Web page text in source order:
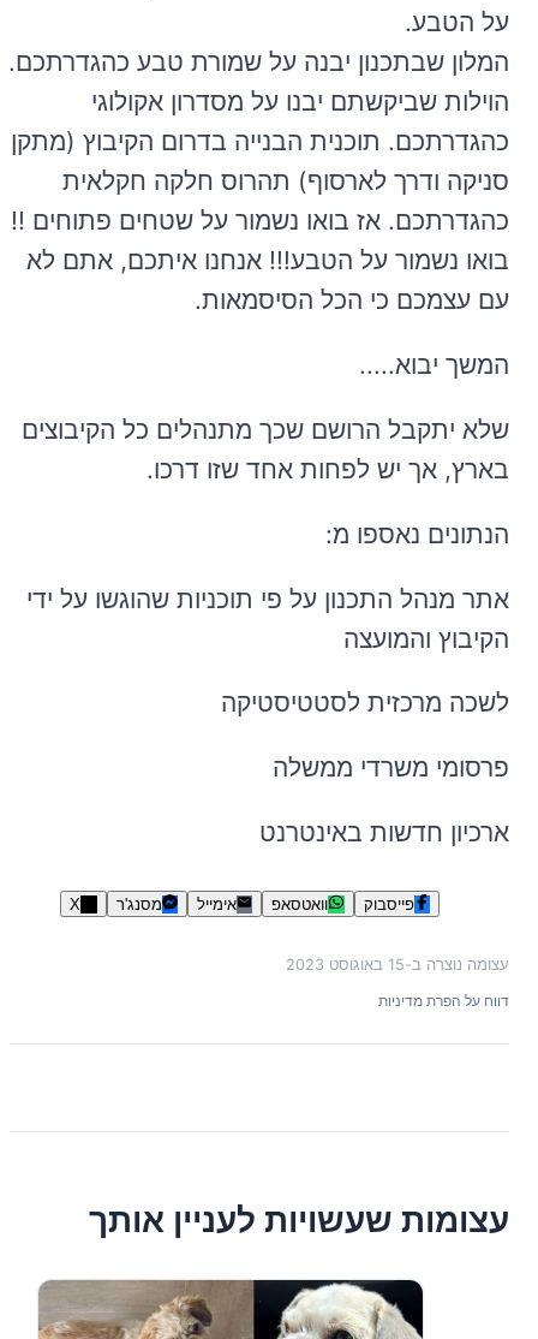
על הטבע.
המלון שבתכנון יבנה על שמורת טבע כהגדרתכם.
הוילות שביקשתם יבנו על מסדרון אקולוגי
כהגדרתכם. תוכנית הבנייה בדרום הקיבוץ (מתקן
סניקה ודרך לארסוף) תהרוס חלקה חקלאית
כהגדרתכם. אז בואו נשמור על שטחים פתוחים !!!
בואו נשמור על הטבע!!! אנחנו איתכם, אתם לא
עם עצמכם כי הכל הסיסמאות.
המשך יבוא.....
שלא יתקבל הרושם שכך מתנהלים כל הקיבוצים
בארץ, אך יש לפחות אחד שזו דרכו.
הנתונים נאספו מ:
אתר מנהל התכנון על פי תוכניות שהוגשו על ידי
הקיבוץ והמועצה
לשכה מרכזית לסטטיסטיקה
פרסומי משרדי ממשלה
ארכיון חדשות באינטרנט
פייסבוק וואטסאפ אימייל מסנג'ר X
עצומה נוצרה ב-15 באוגוסט 2023
דווח על הפרת מדיניות
עצומות שעשויות לעניין אותך